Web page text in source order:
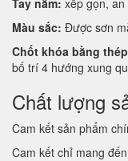
Màu sắc: Được sơn
Chốt khóa bằng
bố trí 4 hướng xung
Chất lượng
Cam kết sản phẩm
Cam kết chỉ mang